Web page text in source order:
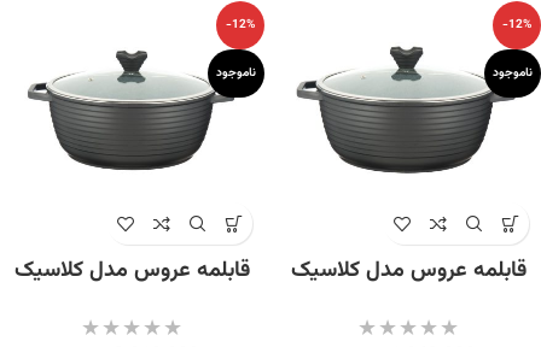
-12%
ناموجود
قابلمه عروس مدل کلاسیک
-12%
ناموجود
قابلمه عروس مدل کلاسیک